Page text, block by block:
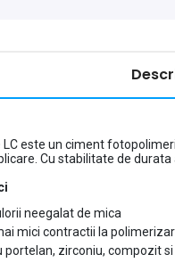
LC este un ciment
Cu stabilitate de
neegalat de mica
mici contractii la
portelan, zirconiu, compozit